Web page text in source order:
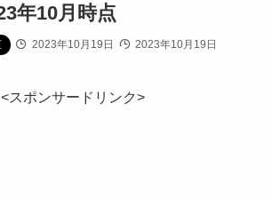
年10月時点
2023年10月19日 2023年10月19日
<スポンサードリンク>